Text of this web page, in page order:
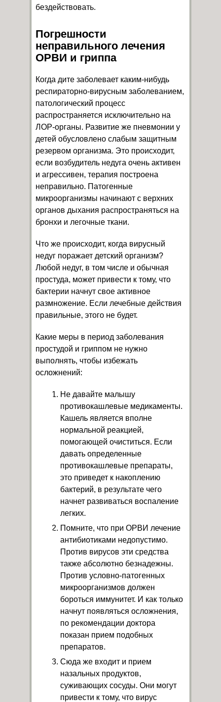
бездействовать.
Погрешности
неправильного лечения
ОРВИ и гриппа
Когда дите заболевает каким-нибудь
респираторно-вирусным заболеванием,
патологический процесс
распространяется исключительно на
ЛОР-органы. Развитие же пневмонии у
детей обусловлено слабым защитным
резервом организма. Это происходит,
если возбудитель недуга очень активен
и агрессивен, терапия построена
неправильно. Патогенные
микроорганизмы начинают с верхних
органов дыхания распространяться на
бронхи и легочные ткани.
Что же происходит, когда вирусный
недуг поражает детский организм?
Любой недуг, в том числе и обычная
простуда, может привести к тому, что
бактерии начнут свое активное
размножение. Если лечебные действия
правильные, этого не будет.
Какие меры в период заболевания
простудой и гриппом не нужно
выполнять, чтобы избежать
осложнений:
Не давайте малышу
противокашлевые медикаменты.
Кашель является вполне
нормальной реакцией,
помогающей очиститься. Если
давать определенные
противокашлевые препараты,
это приведет к накоплению
бактерий, в результате чего
начнет развиваться воспаление
легких.
Помните, что при ОРВИ лечение
антибиотиками недопустимо.
Против вирусов эти средства
также абсолютно безнадежны.
Против условно-патогенных
микроорганизмов должен
бороться иммунитет. И как только
начнут появляться осложнения,
по рекомендации доктора
показан прием подобных
препаратов.
Сюда же входит и прием
назальных продуктов,
суживающих сосуды. Они могут
привести к тому, что вирус